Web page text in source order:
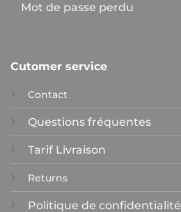
Mot de passe perdu
Cutomer service
Contact
Questions fréquentes
Tarif Livraison
Returns
Politique de confidentialité